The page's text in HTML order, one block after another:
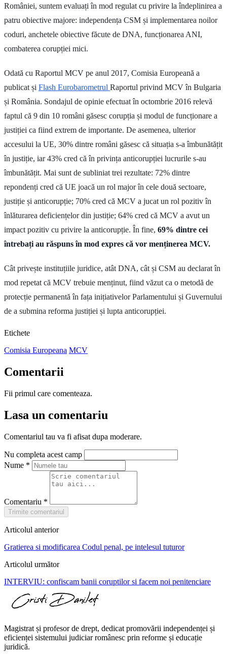
României, suntem evaluați în mod regulat cu privire la îndeplinirea a
patru obiective majore: independența CSM și implementarea noilor
coduri, anchetele obiective făcute de DNA, funcționarea ANI,
combaterea corupției mici.
Odată cu Raportul MCV pe anul 2017, Comisia Europeană a
publicat și Flash Eurobarometrul Raportul privind MCV în Bulgaria
și România. Sondajul de opinie efectuat în octombrie 2016 relevă
faptul că 9 din 10 români găsesc corupția și modul de funcționare a
justiției ca fiind extrem de importante. De asemenea, ulterior
accesului la UE, 30% dintre români găsesc că situația s-a îmbunătățit
în justiție, iar 43% cred că în privința anticorupției lucrurile s-au
îmbunătățit. Mai sunt de subliniat trei rezultate: 72% dintre
repondenți cred că UE joacă un rol major în cele două sectoare,
justiție și anticorupție; 70% cred că MCV a jucat un rol pozitiv în
înlăturarea deficiențelor din justiție; 64% cred că MCV a avut un
impact pozitiv cu privire la anticorupție. În fine, 69% dintre cei
întrebați au răspuns în mod expres că vor menținerea MCV.
Cât privește instituțiile juridice, atât DNA, cât și CSM au declarat în
mod repetat că MCV trebuie menținut, fiind văzut ca o metodă de
protecție permanentă în fața inițiativelor Parlamentului și Guvernului
de a submina reforma justiției și lupta anticorupției.
Etichete
Comisia Europeana MCV
Comentarii
Fii primul care comenteaza.
Lasa un comentariu
Comentariul tau va fi afisat dupa moderare.
Nu completa acest camp
Nume *
Comentariu *
Trimite comentariul
Articolul anterior
Gratierea si modificarea Codul penal, pe intelesul tuturor
Articolul următor
INTERVIU: confiscam banii coruptilor si facem noi penitenciare
Magistrat și profesor de drept, dedicat promovării independenței și
eficienței sistemului judiciar românesc prin reforme și educație
juridică.